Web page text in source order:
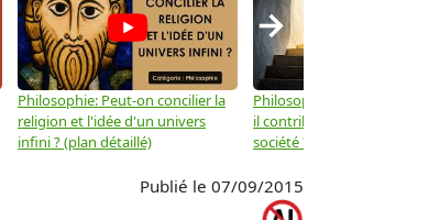
Philosophie: Peut-on concilier la
religion et l'idée d'un univers
infini ? (plan détaillé)
Philosophie: Le
il contribuer au progrès de
société ? (plan détaillé)
→
Publié le 07/09/2015